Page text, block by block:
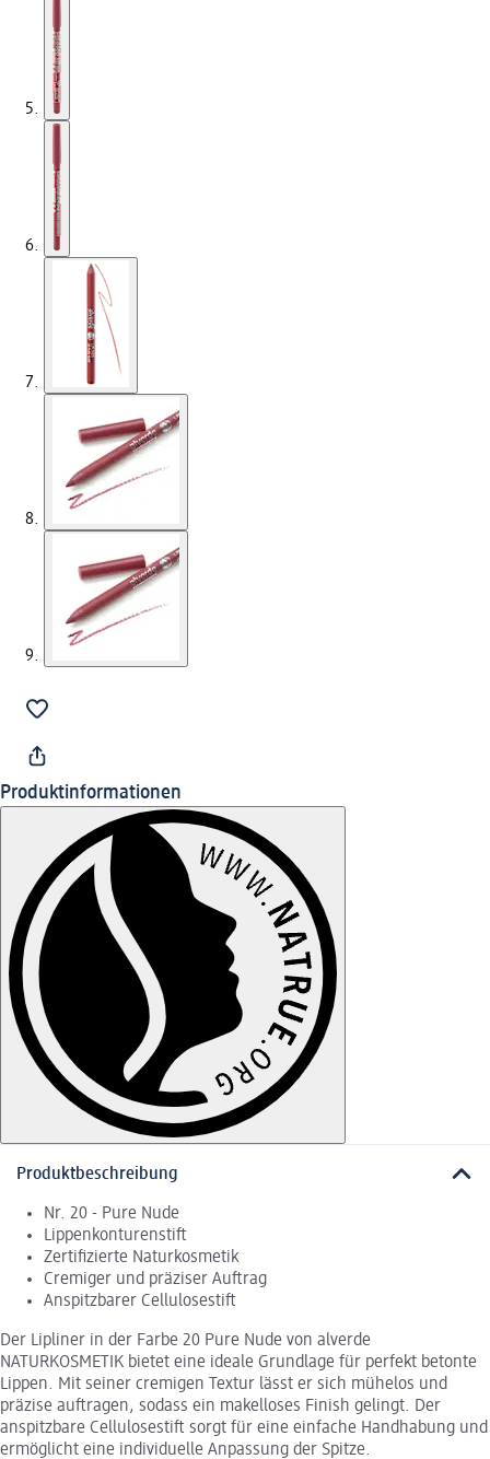
Produktinformationen
Produktbeschreibung
Nr. 20 - Pure Nude
Lippenkonturenstift
Zertifizierte Naturkosmetik
Cremiger und präziser Auftrag
Anspitzbarer Cellulosestift
Der Lipliner in der Farbe 20 Pure Nude von alverde
NATURKOSMETIK bietet eine ideale Grundlage für perfekt betonte
Lippen. Mit seiner cremigen Textur lässt er sich mühelos und
präzise auftragen, sodass ein makelloses Finish gelingt. Der
anspitzbare Cellulosestift sorgt für eine einfache Handhabung und
ermöglicht eine individuelle Anpassung der Spitze.